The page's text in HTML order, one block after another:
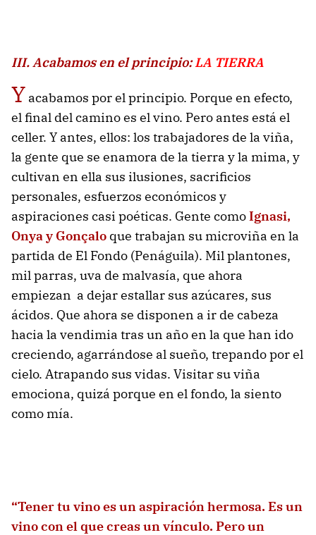
III. Acabamos en el principio:LA TIERRA
Y acabamos por el principio. Porque en efecto,
el final del camino es el vino. Pero antes está el
celler. Y antes, ellos: los trabajadores de la viña,
la gente que se enamora de la tierra y la mima, y
cultivan en ella sus ilusiones, sacrificios
personales, esfuerzos económicos y
aspiraciones casi poéticas. Gente comoIgnasi,
Onya y Gonçalo que trabajan su microviña en la
partida de El Fondo (Penáguila). Mil plantones,
mil parras, uva de malvasía, que ahora
empiezan a dejar estallar sus azúcares, sus
ácidos. Que ahora se disponen a ir de cabeza
hacia la vendimia tras un año en la que han ido
creciendo, agarrándose al sueño, trepando por el
cielo. Atrapando sus vidas. Visitar su viña
emociona, quizá porque en el fondo, la siento
como mía.
“Tener tu vino es un aspiración hermosa. Es un
vino con el que creas un vínculo. Pero un